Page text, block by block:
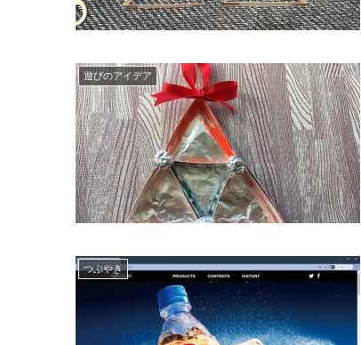
遊びのアイデア
つぶやき